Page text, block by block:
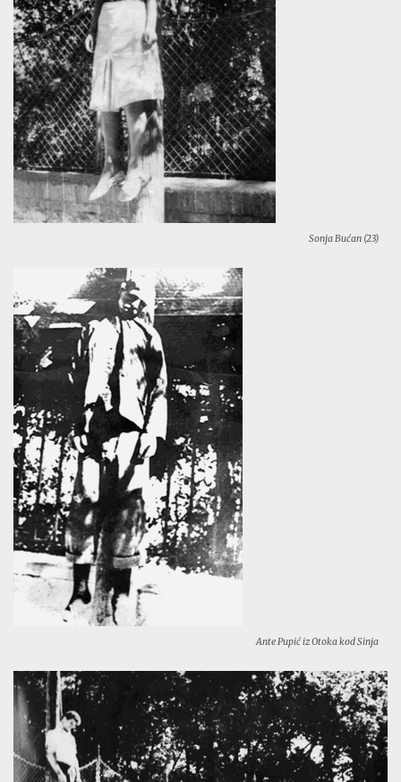
Sonja Bućan (23)
Ante Pupić iz Otoka kod Sinja